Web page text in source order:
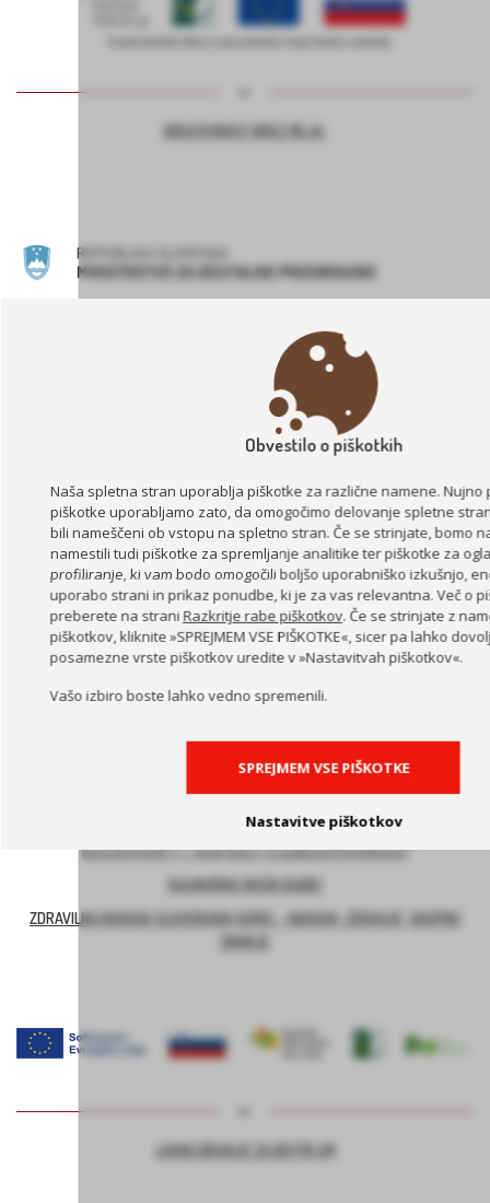
KREATIVNOST BREZ MEJA
RAČUNALNIŠKE DELAVNICE
PROJEKT DESIGN MANAGEMENT SLOVENIJA
BEECOMMUNITY – SKUPNOST S ČEBELAMI IN NARAVO
KULINARIKA NAŠIH BABIC
ZDRAVILNA NARAVA SLOVENSKIH GORIC – NARAVA, ZDRAVJE, SKUPNO
ZNANJE
LAHKO BRANJE ZA BISTRI UM
Obvestilo o piškotkih
Naša spletna stran uporablja piškotke za različne namene. Nujno
piškotke uporabljamo zato, da omogočimo delovanje spletne
bili nameščeni ob vstopu na spletno stran. Če se strinjate, bomo
namestili tudi piškotke za spremljanje analitike ter piškotke za
profiliranje, ki vam bodo omogočili boljšo uporabniško izkušnjo,
uporabo strani in prikaz ponudbe, ki je za vas relevantna. Več o
preberete na strani Razkritje rabe piškotkov. Če se strinjate z
piškotkov, kliknite »SPREJMEM VSE PIŠKOTKE«, sicer pa lahko
posamezne vrste piškotkov uredite v »Nastavitvah piškotkov«.
Vašo izbiro boste lahko vedno spremenili.
SPREJMEM VSE PIŠKOTKE
Nastavitve piškotkov